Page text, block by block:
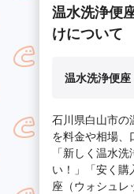
温水洗浄便
けについて
温水洗浄便
石川県白山市の
を料金や相場、
「新しく温水
い！」「安く
座（ウォシュレ